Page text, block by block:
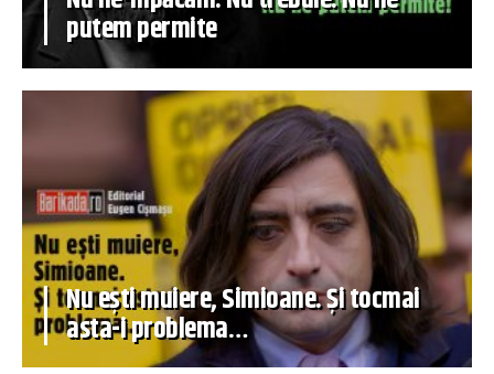
putem permite
Nu ești muiere, Simioane. Și tocmai
asta-i problema…